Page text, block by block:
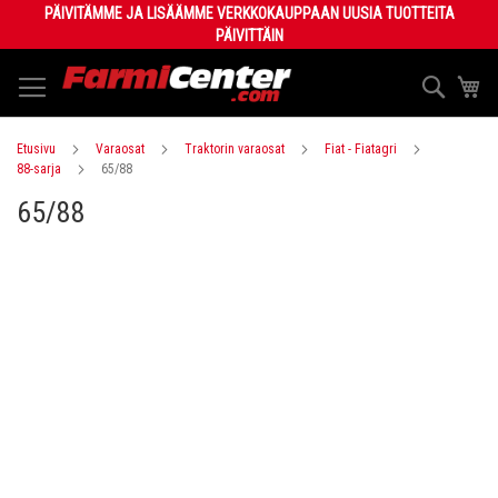
Content
PÄIVITÄMME JA LISÄÄMME VERKKOKAUPPAAN UUSIA TUOTTEITA
PÄIVITTÄIN
Haku
Etusivu Varaosat Traktorin varaosat
Fiat - Fiatagri
88-sarja
65/88
65/88